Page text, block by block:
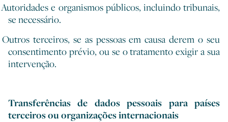
Autoridades e organismos públicos, incluindo tribunais,
se necessário.
Outros terceiros, se as pessoas em causa derem o seu
consentimento prévio, ou se o tratamento exigir a sua
intervenção.
Transferências de dados pessoais para países
terceiros ou organizações internacionais